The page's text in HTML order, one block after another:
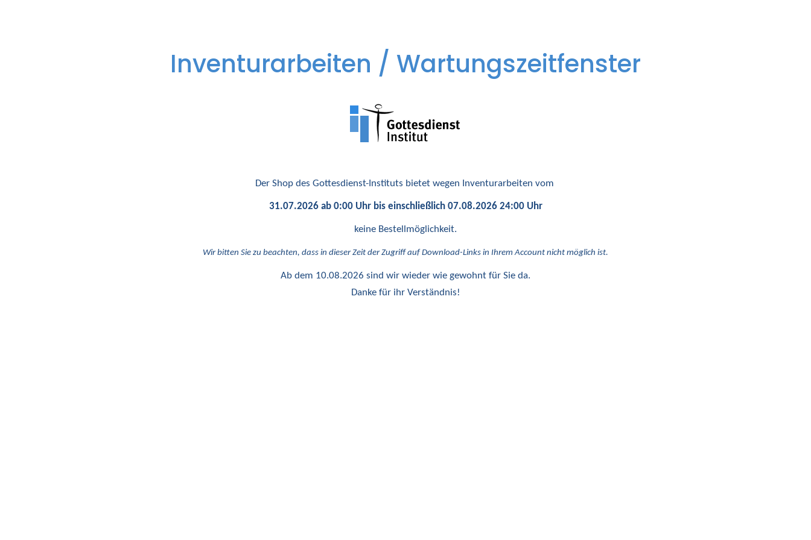
Inventurarbeiten / Wartungszeitfenster
Der Shop des Gottesdienst-Instituts bietet wegen Inventurarbeiten vom
31.07.2026 ab 0:00 Uhr bis einschließlich 07.08.2026 24:00 Uhr
keine Bestellmöglichkeit.
Wir bitten Sie zu beachten, dass in dieser Zeit der Zugriff auf Download-Links in Ihrem Account nicht möglich ist.
Ab dem 10.08.2026 sind wir wieder wie gewohnt für Sie da.
Danke für ihr Verständnis!